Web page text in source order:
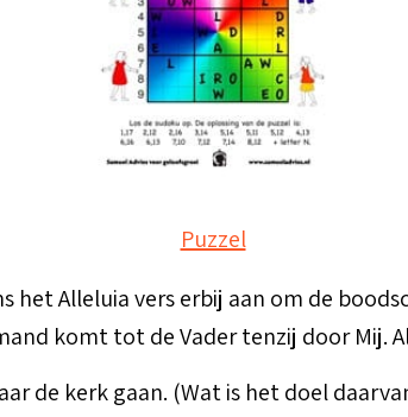
Puzzel
het Alleluia vers erbij aan om de
komt tot de Vader tenzij door Mij.
de kerk gaan. (Wat is het doel